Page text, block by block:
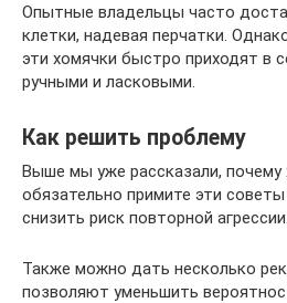
Опытные владельцы часто
клетки, надевая перчатки.
эти хомячки быстро приходят в
ручными и ласковыми.
Как решить проблему
Выше мы уже рассказали, почему
обязательно примите эти
снизить риск повторной агрессии.
Также можно дать несколько
позволяют уменьшить